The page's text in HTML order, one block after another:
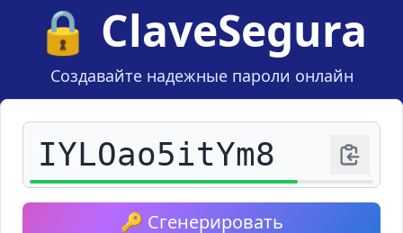
🔒 ClaveSegura
Создавайте надежные пароли онлайн
🔑 Сгенерировать